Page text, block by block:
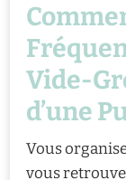
Vide-
d’une
Vous
vous